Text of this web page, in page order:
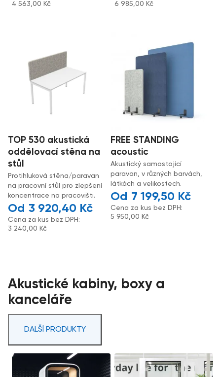
4 563,00 Kč
6 985,00 Kč
TOP 530 akustická
oddělovací stěna na
stůl
Protihluková stěna/paravan
na pracovní stůl pro zlepšení
koncentrace na pracovišti.
3 920,40 Kč
Cena za kus bez DPH:
3 240,00 Kč
FREE STANDING
acoustic
Akustický samostojící
paravan, v různých barvách,
látkách a velikostech.
7 199,50 Kč
Cena za kus bez DPH:
5 950,00 Kč
Akustické kabiny, boxy a
kanceláře
DALŠÍ PRODUKTY